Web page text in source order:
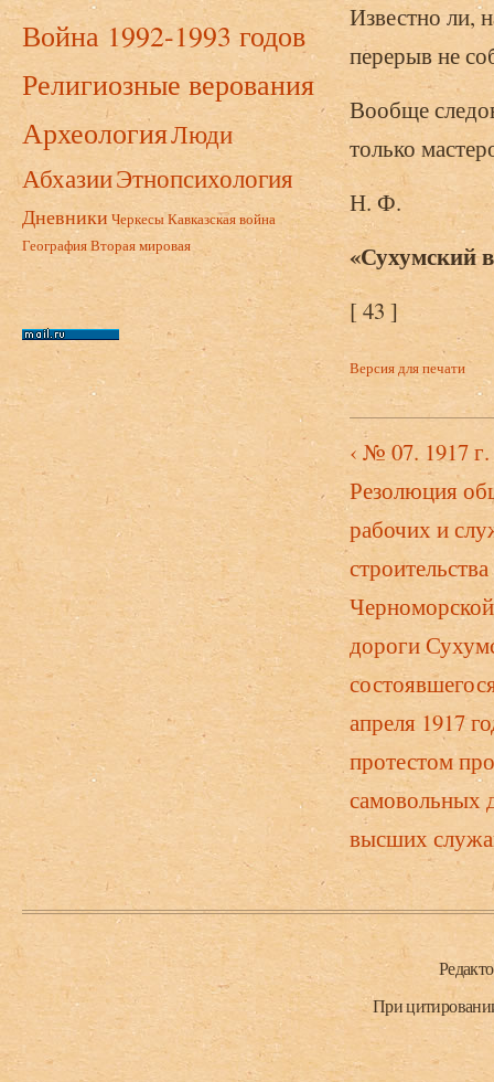
Война 1992-1993 годов
Религиозные верования
АрхеологияЛюди
АбхазииЭтнопсихология
Дневники ЧеркесыКавказская война
ГеографияВторая мировая
Известно ли,
перерыв не
Вообще
только
Н. Ф.
«Сухумский
[ 43 ]
Версия для печати
‹ № 07. 1917
Резолюция
рабочих и
строительства
дороги
апреля 1917
протестом
самовольных
высших
Нижний колонтитул
При